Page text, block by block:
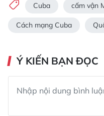
Cuba cấm vận
Cách mạng Cuba
Ý KIẾN BẠN ĐỌC